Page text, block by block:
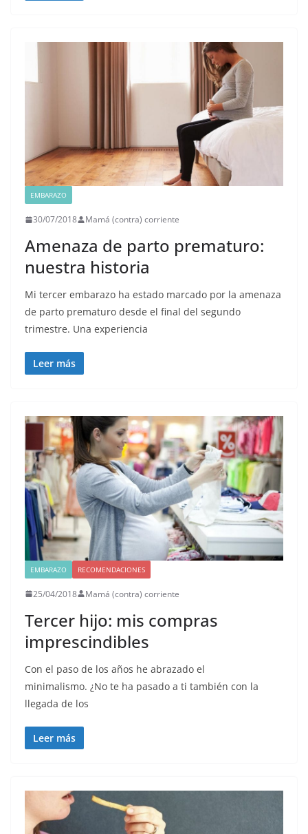
EMBARAZO
30/07/2018 Mamá (contra) corriente
Amenaza de parto prematuro:
nuestra historia
Mi tercer embarazo ha estado marcado por la amenaza
de parto prematuro desde el final del segundo
trimestre. Una experiencia
Leer más
EMBARAZO RECOMENDACIONES
25/04/2018 Mamá (contra) corriente
Tercer hijo: mis compras
imprescindibles
Con el paso de los años he abrazado el
minimalismo. ¿No te ha pasado a ti también con la
llegada de los
Leer más